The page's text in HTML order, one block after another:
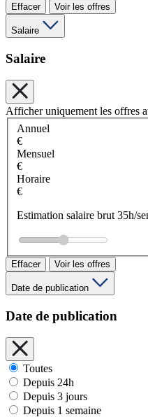
Effacer Voir les offres
Salaire
Salaire
Afficher uniquement les offres
Annuel
€
Mensuel
€
Horaire
€
Estimation salaire brut 35h/
Effacer Voir les offres
Date de publication
Date de publication
Toutes
Depuis 24h
Depuis 3 jours
Depuis 1 semaine